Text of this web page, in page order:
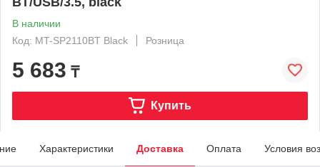
В наличии
Код: MT-SP2110BT Black
Розница
5 683 ₸
Купить
Характеристики Доставка Оплата Условия